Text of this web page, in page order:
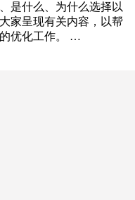
是什么、为什么选择以
家呈现有关内容，以帮
优化工作。 …